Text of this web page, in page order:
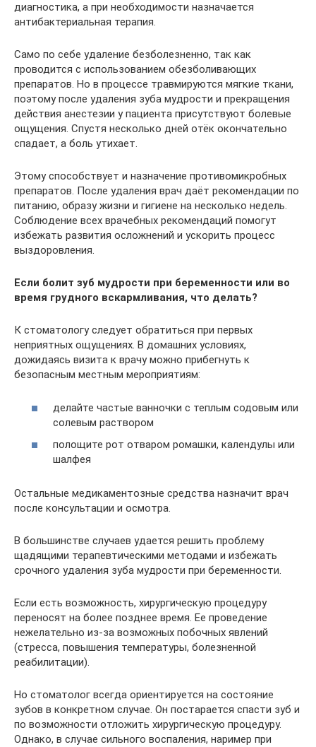
диагностика, а при необходимости назначается
антибактериальная терапия.
Само по себе удаление безболезненно, так как
проводится с использованием обезболивающих
препаратов. Но в процессе травмируются мягкие ткани,
поэтому после удаления зуба мудрости и прекращения
действия анестезии у пациента присутствуют болевые
ощущения. Спустя несколько дней отёк окончательно
спадает, а боль утихает.
Этому способствует и назначение противомикробных
препаратов. После удаления врач даёт рекомендации по
питанию, образу жизни и гигиене на несколько недель.
Соблюдение всех врачебных рекомендаций помогут
избежать развития осложнений и ускорить процесс
выздоровления.
Если болит зуб мудрости при беременности или во
время грудного вскармливания, что делать?
К стоматологу следует обратиться при первых
неприятных ощущениях. В домашних условиях,
дожидаясь визита к врачу можно прибегнуть к
безопасным местным мероприятиям:
делайте частые ванночки с теплым содовым или
солевым раствором
полощите рот отваром ромашки, календулы или
шалфея
Остальные медикаментозные средства назначит врач
после консультации и осмотра.
В большинстве случаев удается решить проблему
щадящими терапевтическими методами и избежать
срочного удаления зуба мудрости при беременности.
Если есть возможность, хирургическую процедуру
переносят на более позднее время. Ее проведение
нежелательно из-за возможных побочных явлений
(стресса, повышения температуры, болезненной
реабилитации).
Но стоматолог всегда ориентируется на состояние
зубов в конкретном случае. Он постарается спасти зуб и
по возможности отложить хирургическую процедуру.
Однако, в случае сильного воспаления, наример при